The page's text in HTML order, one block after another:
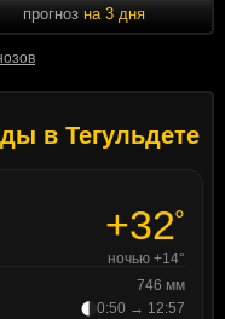
прогноз на 3 дня
в Тегульдете
+32°
ночью +14°
746 мм
0:50 → 12:57